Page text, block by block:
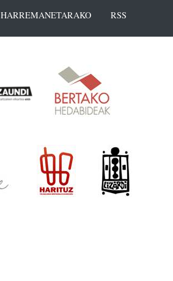
HARREMANETARAKO RSS